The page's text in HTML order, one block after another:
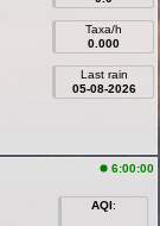
Taxa/h
0.000
Last rain
05-08-2026
6:00:00
AQI: